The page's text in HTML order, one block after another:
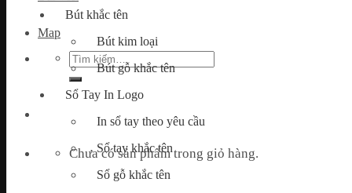
Map
Tìm
kiếm:
Chưa có sản phẩm trong giỏ hàng.
Bút khắc tên
Bút kim loại
Bút gỗ khắc tên
Sổ Tay In Logo
In sổ tay theo yêu cầu
Sổ tay khắc tên
Sổ gỗ khắc tên